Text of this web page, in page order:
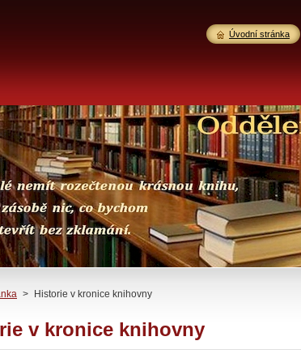
> Historie v kronice knihovny
v kronice knihovny
Úvodní stránka